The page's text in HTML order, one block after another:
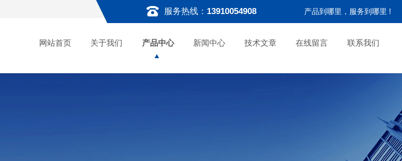
服务热线： 13910054908 产品到哪里，服务到哪里 !
网站首页 关于我们 产品中心 新闻中心 技术文章 在线留言 联系我们